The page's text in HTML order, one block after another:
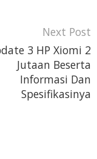
3 HP Xiomi 2
Jutaan Beserta
Informasi Dan
Spesifikasinya